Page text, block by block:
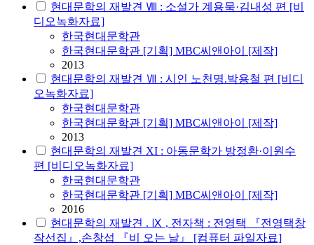
현대문학의 재발견 Ⅷ : 소설가 계용묵·김내성 편 [비
디오녹화자료]
한국현대문학관
한국현대문학관 [기획] MBC씨앤아이 [제작]
2013
현대문학의 재발견 Ⅶ : 시인 노천명.박용철 편 [비디
오녹화자료]
한국현대문학관
한국현대문학관 [기획] MBC씨앤아이 [제작]
2013
현대문학의 재발견 XI : 아동문학가 방정환·이원수
편 [비디오녹화자료]
한국현대문학관
한국현대문학관 [기획] MBC씨앤아이 [제작]
2016
현대문학의 재발견 . Ⅸ , 전자책 : 전영택 『전영택창
작선집』,손창섭 『비 오는 날』 [컴퓨터 파일자료]